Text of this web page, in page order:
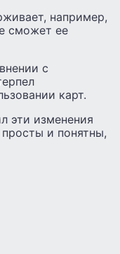
например,
сможет ее
с
карт.
эти изменения
и понятны,